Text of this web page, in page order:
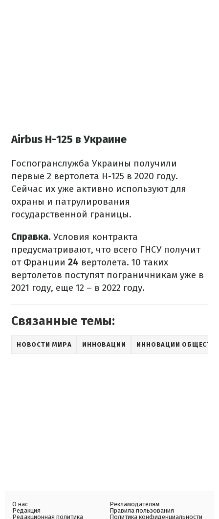
Airbus Н-125 в Украине
Госпогранслужба Украины получили
первые 2 вертолета Н-125 в 2020 году.
Сейчас их уже активно используют для
охраны и патрулирования
государственной границы.
Справка. Условия контракта
предусматривают, что всего ГНСУ получит
от Франции 24 вертолета. 10 таких
вертолетов поступят пограничникам уже в
2021 году, еще 12 – в 2022 году.
Связанные темы:
НОВОСТИ МИРА ИННОВАЦИИ ИННОВАЦИИ
О нас
Редакция
Редакционная политика
Рекламодателям
Правила пользования
Политика конфиденциальности